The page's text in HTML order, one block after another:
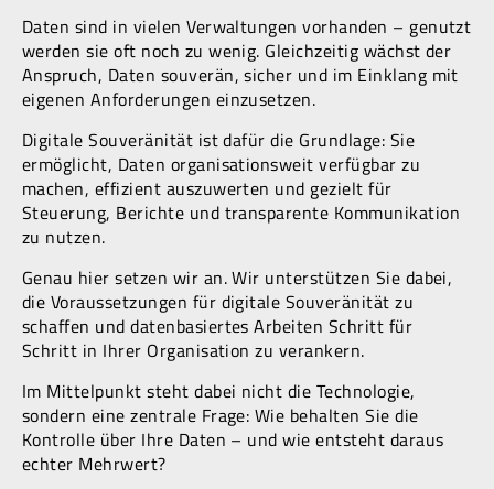
Daten sind in vielen Verwaltungen vorhanden – genutzt
werden sie oft noch zu wenig. Gleichzeitig wächst der
Anspruch, Daten souverän, sicher und im Einklang mit
eigenen Anforderungen einzusetzen.
Digitale Souveränität ist dafür die Grundlage: Sie
ermöglicht, Daten organisationsweit verfügbar zu
machen, effizient auszuwerten und gezielt für
Steuerung, Berichte und transparente Kommunikation
zu nutzen.
Genau hier setzen wir an. Wir unterstützen Sie dabei,
die Voraussetzungen für digitale Souveränität zu
schaffen und datenbasiertes Arbeiten Schritt für
Schritt in Ihrer Organisation zu verankern.
Im Mittelpunkt steht dabei nicht die Technologie,
sondern eine zentrale Frage: Wie behalten Sie die
Kontrolle über Ihre Daten – und wie entsteht daraus
echter Mehrwert?